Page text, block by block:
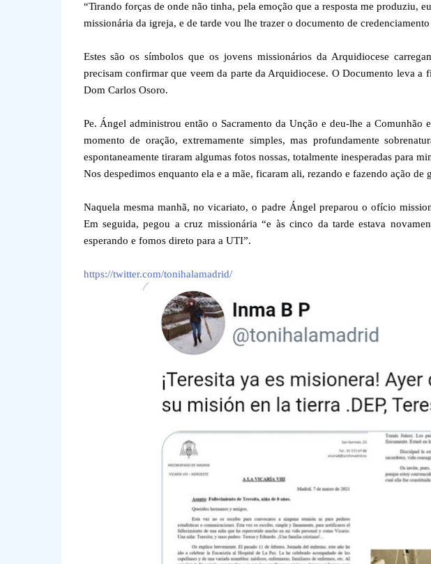
“Tirando forças de onde não tinha, pela emoção que a resposta me produziu,
missionária da igreja, e de tarde vou lhe trazer o documento de
Estes são os símbolos que os jovens missionários da Arquidiocese
precisam confirmar que veem da parte da Arquidiocese. O Documento leva a
Dom Carlos Osoro.
Pe. Ángel administrou então o Sacramento da Unção e deu-lhe a Comunhão
momento de oração, extremamente simples, mas profundamente
espontaneamente tiraram algumas fotos nossas, totalmente inesperadas para
Nos despedimos enquanto ela e a mãe, ficaram ali, rezando e fazendo ação de
Naquela mesma manhã, no vicariato, o padre Ángel preparou o ofício
Em seguida, pegou a cruz missionária “e às cinco da tarde estava
esperando e fomos direto para a UTI”.
https://twitter.com/tonihalamadrid/